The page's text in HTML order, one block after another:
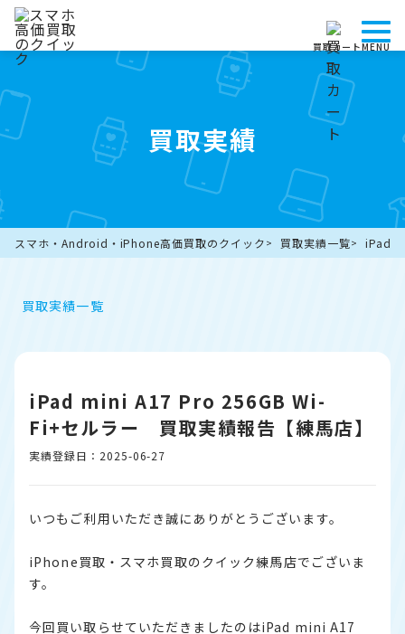
買取カートMENU
買取実績
スマホ・Android・iPhone高価買取のクイック 買取実績一覧 iPad
買取実績一覧
iPad mini A17 Pro 256GB Wi-
Fi+セルラー 買取実績報告【練馬店】
実績登録日：2025-06-27
いつもご利用いただき誠にありがとうございます。
iPhone買取・スマホ買取のクイック練馬店でございま
す。
今回買い取らせていただきましたのはiPad mini A17